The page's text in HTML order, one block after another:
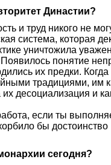
Династии?
и труд никого не
система, которая
уничтожила
понятие
их предки.
традициями, им
десоциализация и
если ты
бы
сегодня?